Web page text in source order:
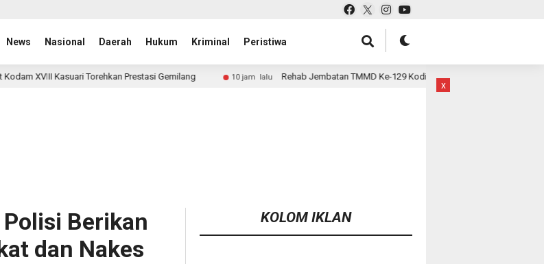
News Nasional Daerah Hukum Kriminal Peristiwa
Prestasi Gemilang 10 jam lalu Rehab Jembatan TMMD Ke-129 Kodim 1807/Sorsel Hampir Rampung, Perkuat Akses dan
Berikan
dan Nakes
KOLOM IKLAN
x